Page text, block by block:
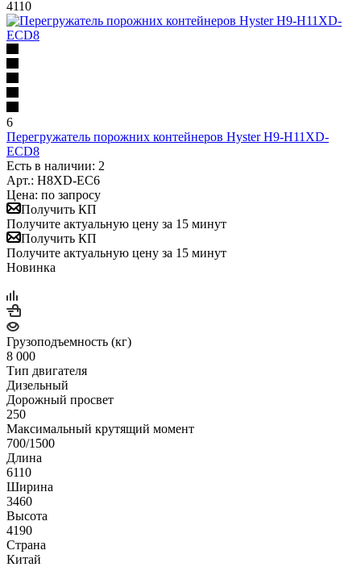
4110
6
Перегружатель порожних контейнеров Hyster H9-H11XD-
ECD8
Есть в наличии: 2
Арт.: H8XD-EC6
Цена: по запросу
Получить КП
Получите актуальную цену за 15 минут
Получить КП
Получите актуальную цену за 15 минут
Новинка
Грузоподъемность (кг)
8 000
Тип двигателя
Дизельный
Дорожный просвет
250
Максимальный крутящий момент
700/1500
Длина
6110
Ширина
3460
Высота
4190
Страна
Китай